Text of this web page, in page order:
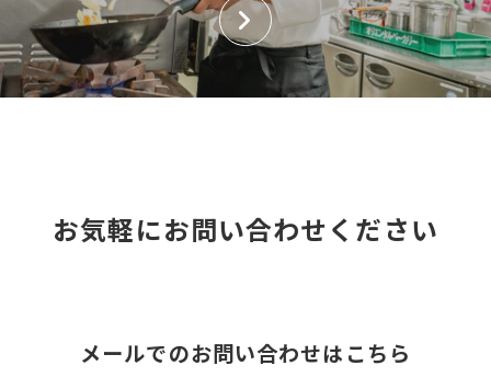
お気軽にお問い合わせください
メールでのお問い合わせはこちら